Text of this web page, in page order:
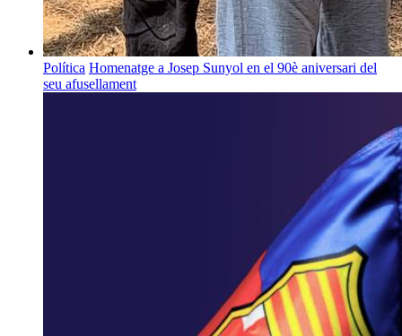
Política Homenatge a Josep Sunyol en el 90è aniversari del
seu afusellament